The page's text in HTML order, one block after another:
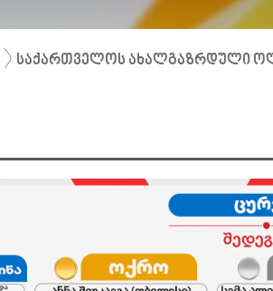
საქართველოს ახალგაზრდული